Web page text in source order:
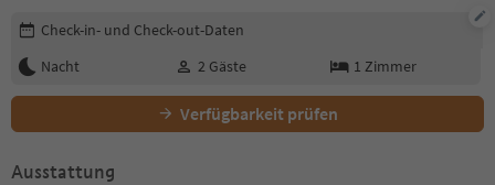
Buchungsdetails bearbeiten
Check-in- und Check-out-Daten
Nacht
2 Gäste 1 Zimmer
Verfügbarkeit prüfen
Ausstattung